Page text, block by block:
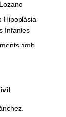
Hipoplàsia
Infantes
amb